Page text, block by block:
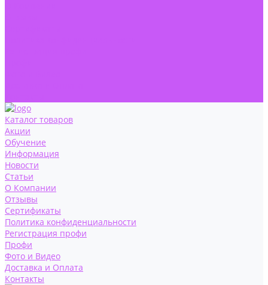
Каталог товаров
Акции
Обучение
Информация
Новости
Статьи
О Компании
Отзывы
Сертификаты
Политика конфиденциальности
Регистрация профи
Профи
Фото и Видео
Доставка и Оплата
Контакты